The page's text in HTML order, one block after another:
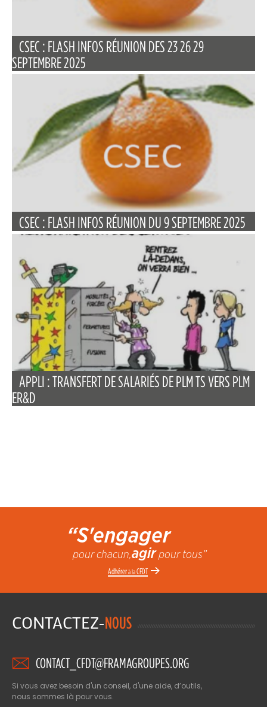
CSEC : FLASH INFOS RÉUNION DES 23 26 29
SEPTEMBRE 2025
CSEC : FLASH INFOS RÉUNION DU 9 SEPTEMBRE 2025
APPLI : TRANSFERT DE SALARIÉS DE PLM TS VERS PLM
ER&D
“S'engager
pour chacun,agirpour tous”
Adhérerà laCFDT
CONTACTEZ-NOUS
CONTACT_CFDT@FRAMAGROUPES.ORG
Si vous avez besoin d'un conseil, d'une aide, d’outils,
nous sommes là pour vous.